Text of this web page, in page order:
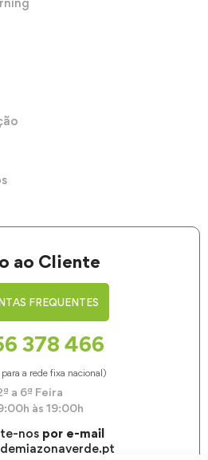
ao Cliente
FREQUENTES
378 466
a rede fixa nacional)
a 6ª Feira
às 19:00h
nos por e-mail